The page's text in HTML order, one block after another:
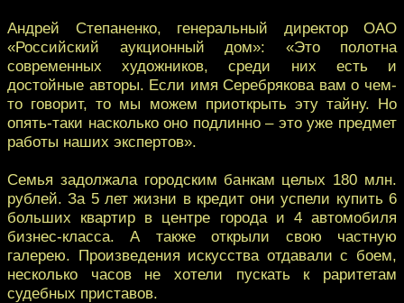
Андрей Степаненко, генеральный директор ОАО
«Российский аукционный дом»: «Это полотна
современных художников, среди них есть и
достойные авторы. Если имя Серебрякова вам о чем-
то говорит, то мы можем приоткрыть эту тайну. Но
опять-таки насколько оно подлинно – это уже предмет
работы наших экспертов».
Семья задолжала городским банкам целых 180 млн.
рублей. За 5 лет жизни в кредит они успели купить 6
больших квартир в центре города и 4 автомобиля
бизнес-класса. А также открыли свою частную
галерею. Произведения искусства отдавали с боем,
несколько часов не хотели пускать к раритетам
судебных приставов.